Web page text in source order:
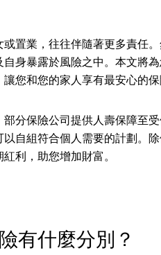
置業，往往伴隨著更多責任
身暴露於風險之中。本文將
您和您的家人享有最安心的保
分保險公司提供人壽保障至
自組符合個人需要的計劃。
利，助您增加財富。
有什麼分別？